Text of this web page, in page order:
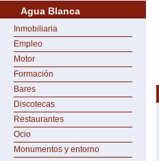
Agua Blanca
Inmobiliaria
Empleo
Motor
Formación
Bares
Discotecas
Restaurantes
Ocio
Monumentos y entorno